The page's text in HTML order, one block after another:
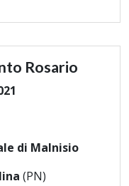
Rosario
di Malnisio
(PN)